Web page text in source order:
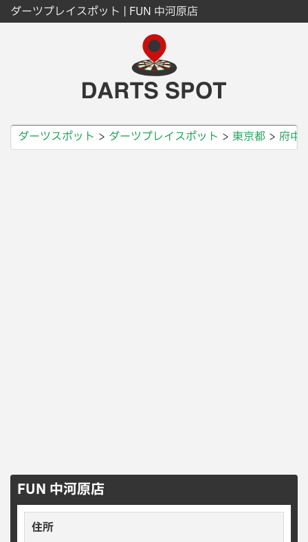
ダーツプレイスポット | FUN 中河原店
ダーツスポット ダーツプレイスポット 東京都 府中
FUN 中河原店
住所